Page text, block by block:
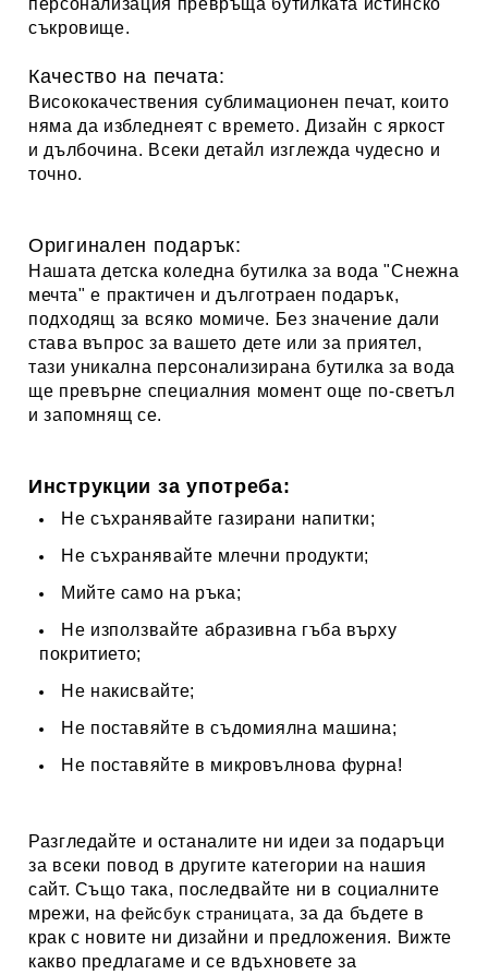
персонализация превръща бутилката истинско
съкровище.
Качество на печата:
Висококачествения сублимационен печат, които
няма да избледнеят с времето. Дизайн с яркост
и дълбочина. Всеки детайл изглежда чудесно и
точно.
Оригинален подарък:
Нашата детска коледна бутилка за вода "Снежна
мечта" е практичен и дълготраен подарък,
подходящ за всяко момичe. Без значение дали
става въпрос за вашето дете или за приятел,
тази уникална персонализирана бутилка за вода
ще превърне специалния момент още по-светъл
и запомнящ се.
Инструкции за употреба:
Не съхранявайте газирани напитки;
Не съхранявайте млечни продукти;
Мийте само на ръка;
Не използвайте абразивна гъба върху
покритието;
Не накисвайте;
Не поставяйте в съдомиялна машина;
Не поставяйте в микровълнова фурна!
Разгледайте и останалите ни идеи за подаръци
за всеки повод в другите категории на нашия
сайт. Също така, последвайте ни в социалните
мрежи, на фейсбукстраницата, за да бъдете в
крак с новите ни дизайни и предложения. Вижте
какво предлагаме и се вдъхновете за